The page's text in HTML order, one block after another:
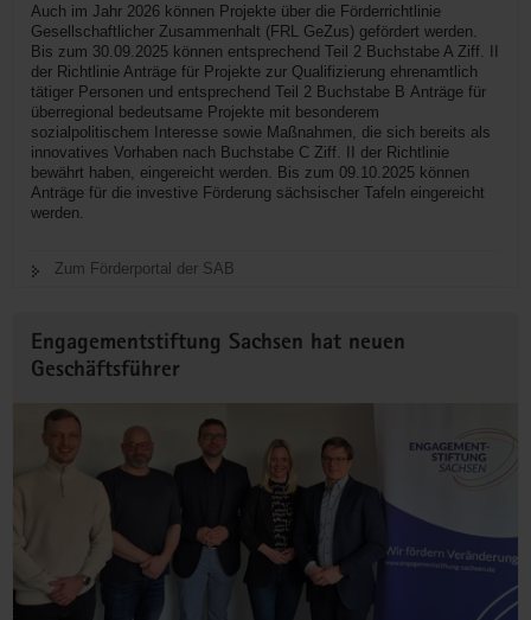
Auch im Jahr 2026 können Projekte über die Förderrichtlinie
Gesellschaftlicher Zusammenhalt (FRL GeZus) gefördert werden.
Bis zum 30.09.2025 können entsprechend Teil 2 Buchstabe A Ziff. II
der Richtlinie Anträge für Projekte zur Qualifizierung ehrenamtlich
tätiger Personen und entsprechend Teil 2 Buchstabe B Anträge für
überregional bedeutsame Projekte mit besonderem
sozialpolitischem Interesse sowie Maßnahmen, die sich bereits als
innovatives Vorhaben nach Buchstabe C Ziff. II der Richtlinie
bewährt haben, eingereicht werden. Bis zum 09.10.2025 können
Anträge für die investive Förderung sächsischer Tafeln eingereicht
werden.
Zum Förderportal der SAB
Engagementstiftung Sachsen hat neuen
Geschäftsführer